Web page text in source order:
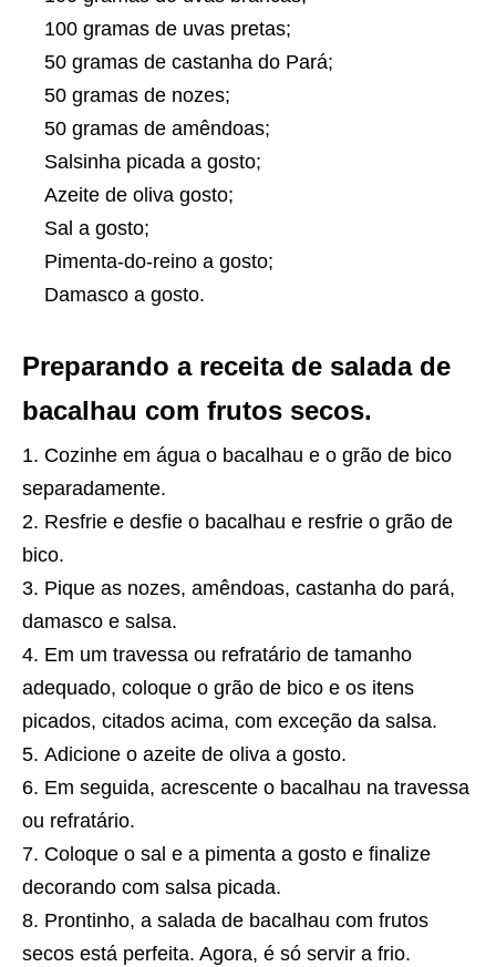
100 gramas de uvas pretas;
50 gramas de castanha do Pará;
50 gramas de nozes;
50 gramas de amêndoas;
Salsinha picada a gosto;
Azeite de oliva gosto;
Sal a gosto;
Pimenta-do-reino a gosto;
Damasco a gosto.
Preparando a receita de salada de
bacalhau com frutos secos.
Cozinhe em água o bacalhau e o grão de bico
separadamente.
Resfrie e desfie o bacalhau e resfrie o grão de
bico.
Pique as nozes, amêndoas, castanha do pará,
damasco e salsa.
Em um travessa ou refratário de tamanho
adequado, coloque o grão de bico e os itens
picados, citados acima, com exceção da salsa.
Adicione o azeite de oliva a gosto.
Em seguida, acrescente o bacalhau na travessa
ou refratário.
Coloque o sal e a pimenta a gosto e finalize
decorando com salsa picada.
Prontinho, a salada de bacalhau com frutos
secos está perfeita. Agora, é só servir a frio.